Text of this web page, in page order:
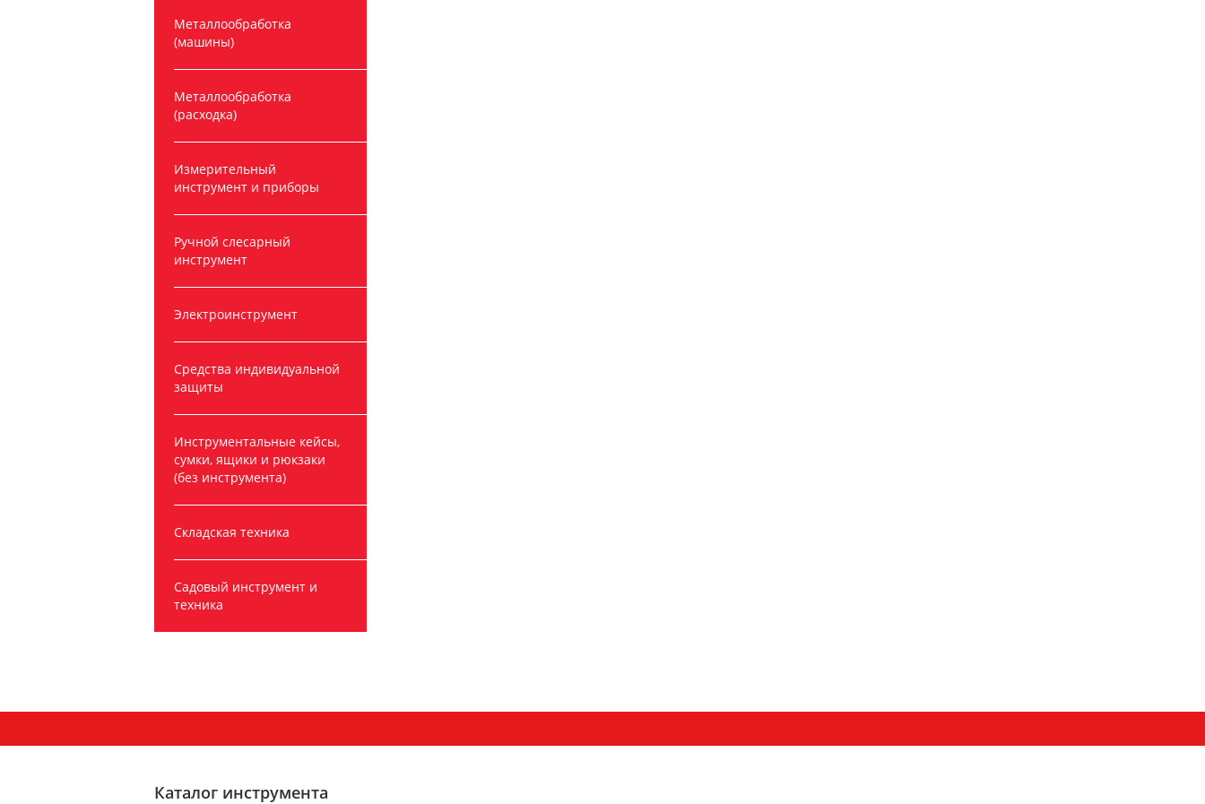
Металлообработка
(машины)
Металлообработка
(расходка)
Измерительный
инструмент и приборы
Ручной слесарный
инструмент
Электроинструмент
Средства индивидуальной
защиты
Инструментальные кейсы,
сумки, ящики и рюкзаки
(без инструмента)
Складская техника
Садовый инструмент и
техника
Каталог инструмента